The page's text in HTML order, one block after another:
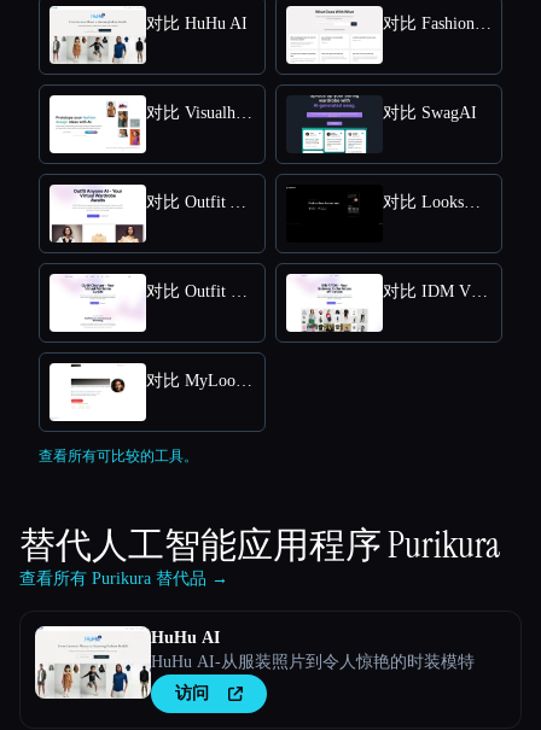
对比 HuHu AI 对比 FashionAdvisorAI
对比 Visualhound 对比 SwagAI
对比 Outfit Anyone AI 对比 LooksMax AI
对比 Outfit Changer 对比 IDM VTON Online - Free Online Access for Virtual Try-Ons
对比 MyLooks AI
查看所有可比较的工具。
替代人工智能应用程序Purikura
查看所有 Purikura 替代品 →
HuHu AI
HuHu AI-从服装照片到令人惊艳的时装模特
访问